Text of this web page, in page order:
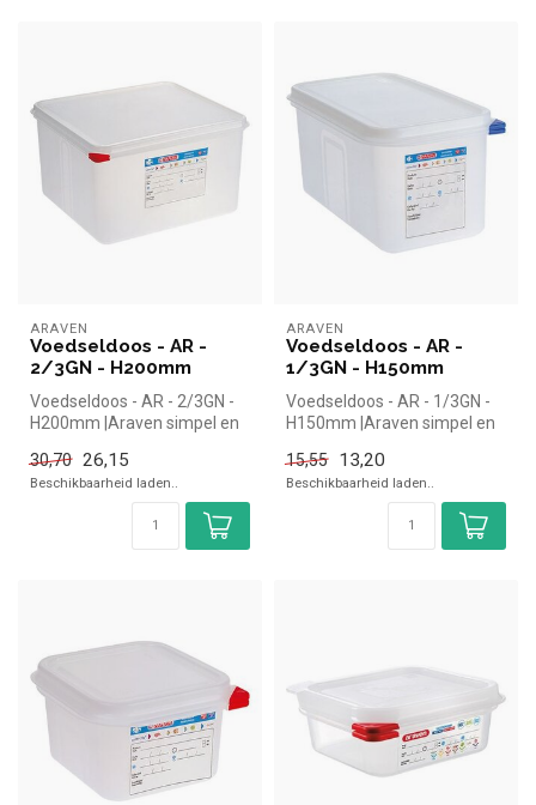
ARAVEN
Voedseldoos - AR -
2/3GN - H200mm
Voedseldoos - AR - 2/3GN -
H200mm |Araven simpel en
horeca...
30,70 26,15
Beschikbaarheid laden..
ARAVEN
Voedseldoos - AR -
1/3GN - H150mm
Voedseldoos - AR - 1/3GN -
H150mm |Araven simpel en
horeca...
15,55 13,20
Beschikbaarheid laden..